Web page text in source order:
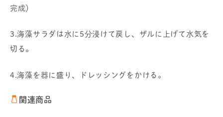
完成）
3.海藻サラダは水に5分浸けて戻し、ザルに上げて水気を
切る。
4.海藻を器に盛り、ドレッシングをかける。
関連商品